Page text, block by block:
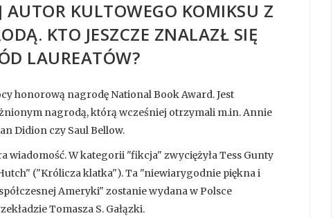
KULTOWEGO KOMIKSU Z
KTO JESZCZE ZNALAZŁ SIĘ
LAUREATÓW?
honorową nagrodę National Book Award. Jest
nagrodą, którą wcześniej otrzymali m.in. Annie
Didion czy Saul Bellow.
wiadomość. W kategorii "fikcja" zwyciężyła Tess Gunty
("Królicza klatka"). Ta "niewiarygodnie piękna i
Ameryki" zostanie wydana w Polsce
Tomasza S. Gałązki.